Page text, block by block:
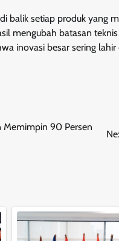
balik setiap produk yang
mengubah batasan
inovasi besar sering
Memimpin 90 Persen